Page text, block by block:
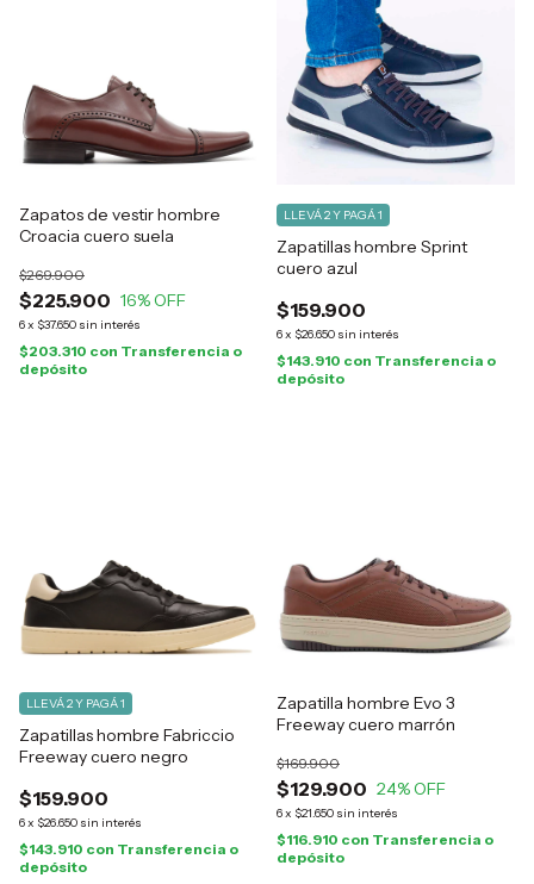
Zapatos de vestir hombre
Croacia cuero suela
$225.900
$269.900
16% OFF
6x $37.650 sin interés
$203.310 con Transferencia o
depósito
Zapatillas hombre Sprint
cuero azul
$159.900
6x $26.650 sin interés
LLEVÁ 2 Y PAGÁ 1
$143.910 con Transferencia o
depósito
Zapatillas hombre Fabriccio
Freeway cuero negro
$159.900
6x $26.650 sin interés
LLEVÁ 2 Y PAGÁ 1
$143.910 con Transferencia o
depósito
Zapatilla hombre Evo 3
Freeway cuero marrón
$129.900
$169.900
24% OFF
6x $21.650 sin interés
$116.910 con Transferencia o
depósito